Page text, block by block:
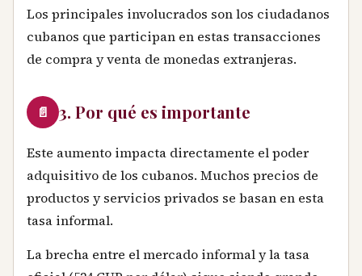
Los principales involucrados son los ciudadanos
cubanos que participan en estas transacciones
de compra y venta de monedas extranjeras.
📄 3. Por qué es importante
Este aumento impacta directamente el poder
adquisitivo de los cubanos. Muchos precios de
productos y servicios privados se basan en esta
tasa informal.
La brecha entre el mercado informal y la tasa